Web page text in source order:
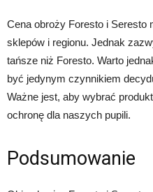
Cena obroży Foresto i Seresto
sklepów i regionu. Jednak
tańsze niż Foresto. Warto
być jedynym czynnikiem
Ważne jest, aby wybrać
ochronę dla naszych pupili.
Podsumowanie